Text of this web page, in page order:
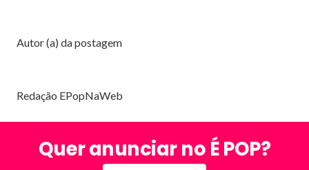
Autor (a) da postagem
Redação EPopNaWeb
Quer anunciar no É POP?